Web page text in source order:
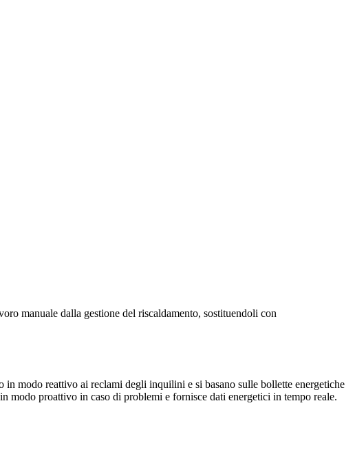
manuale dalla gestione del riscaldamento, sostituendoli con
modo reattivo ai reclami degli inquilini e si basano sulle bollette energetiche
modo proattivo in caso di problemi e fornisce dati energetici in tempo reale.